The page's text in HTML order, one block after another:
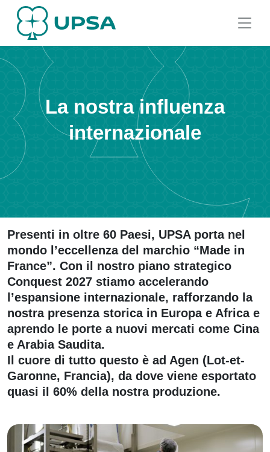
La nostra influenza
internazionale
Presenti in oltre 60 Paesi, UPSA porta nel
mondo l’eccellenza del marchio “Made in
France”. Con il nostro piano strategico
Conquest 2027 stiamo accelerando
l’espansione internazionale, rafforzando la
nostra presenza storica in Europa e Africa e
aprendo le porte a nuovi mercati come Cina
e Arabia Saudita.
Il cuore di tutto questo è ad Agen (Lot-et-
Garonne, Francia), da dove viene esportato
quasi il 60% della nostra produzione.